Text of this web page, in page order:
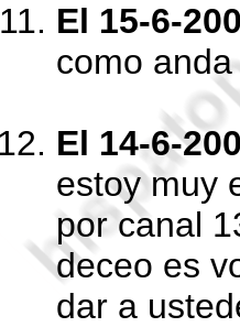
El 15-6-
como
El 14-6-
estoy muy
por canal
deceo es
dar a